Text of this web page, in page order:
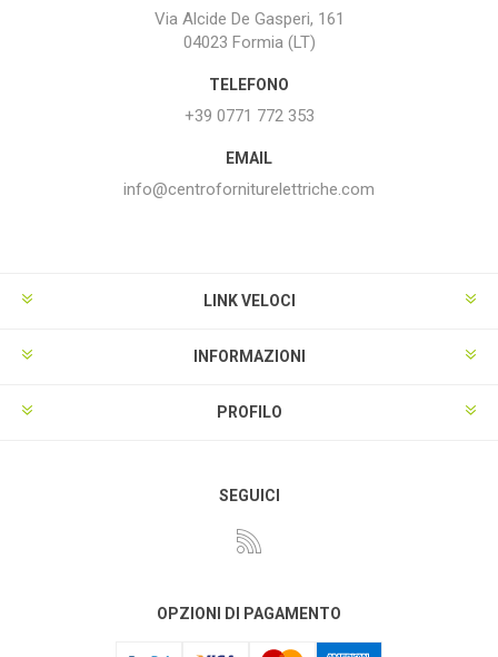
Via Alcide De Gasperi, 161
04023 Formia (LT)
TELEFONO
+39 0771 772 353
EMAIL
info@centroforniturelettriche.com
LINK VELOCI
INFORMAZIONI
PROFILO
SEGUICI
OPZIONI DI PAGAMENTO